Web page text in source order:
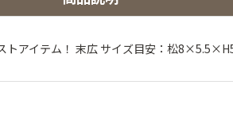
トアイテム！ 末広 サイズ目安：松